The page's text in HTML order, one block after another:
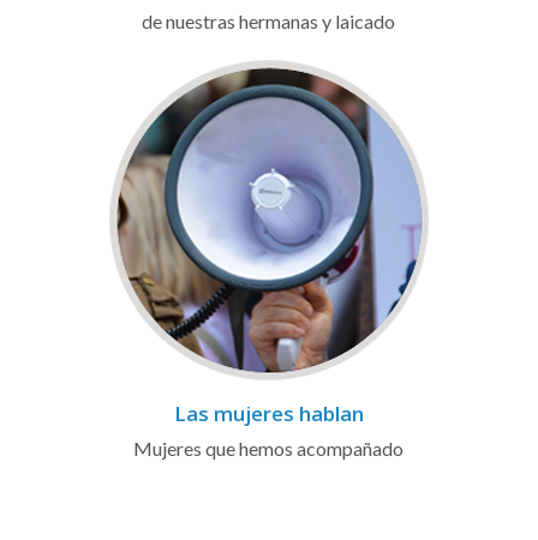
de nuestras hermanas y laicado
Las mujeres hablan
Mujeres que hemos acompañado